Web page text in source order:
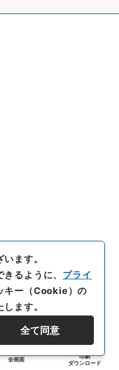
全画面
印刷
ダウンロード
ます。
るように、 プライ
キー（Cookie）の
ます。
全て同意